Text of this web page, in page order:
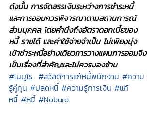
ดังนั้น การจัดสรรเงินระหว่างการชำระหนี้
และการออมควรพิจารณาตามสถานการณ์
ส่วนบุคคล โดยคำนึงถึงอัตราดอกเบี้ยของ
หนี้ รายได้ และค่าใช้จ่ายจำเป็น ไม่เพียงมุ่ง
เป้าชำระหนี้อย่างเดียวการวางแผนการออมจึง
เป็นเรื่องที่สำคัญและไม่ควรมองข้าม
#โนบูโร #สวัสดิการแก้หนี้พนักงาน #ความ
รู้คู่ทุน #ปลดหนี้ #ความรู้การเงิน #แก้
หนี้ #หนี้ #Noburo